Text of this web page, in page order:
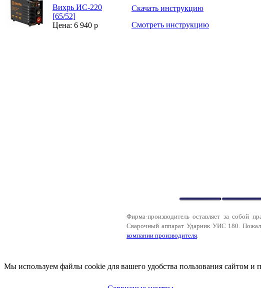
Вихрь ИС-220
[65/52]
Цена: 6 940 р
Скачать инструкцию
Смотреть инструкцию
Фирма-производитель оставляет за собой
Сварочный аппарат Ударник УИС 180.
компании производителя
Мы используем файлы cookie для вашего удобства пользования сайтом и